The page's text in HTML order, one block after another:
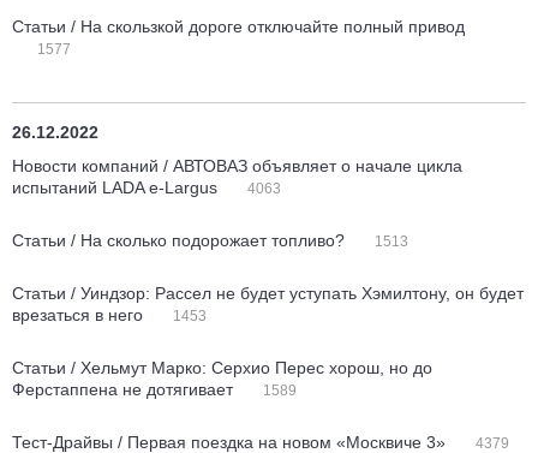
Статьи / На скользкой дороге отключайте полный привод
1577
26.12.2022
Новости компаний / АВТОВАЗ объявляет о начале цикла
испытаний LADA e-Largus
4063
Статьи / На сколько подорожает топливо? 1513
Статьи / Уиндзор: Рассел не будет уступать Хэмилтону, он будет
врезаться в него
1453
Статьи / Хельмут Марко: Серхио Перес хорош, но до
Ферстаппена не дотягивает
1589
Тест-Драйвы / Первая поездка на новом «Москвиче 3»
4379